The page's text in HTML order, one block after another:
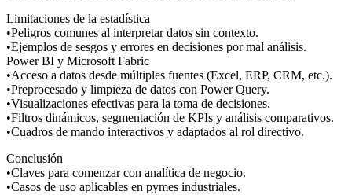
Limitaciones de la estadística
•Peligros comunes al interpretar datos sin contexto.
•Ejemplos de sesgos y errores en decisiones por mal análisis.
Power BI y Microsoft Fabric
•Acceso a datos desde múltiples fuentes (Excel, ERP, CRM, etc.).
•Preprocesado y limpieza de datos con Power Query.
•Visualizaciones efectivas para la toma de decisiones.
•Filtros dinámicos, segmentación de KPIs y análisis comparativos.
•Cuadros de mando interactivos y adaptados al rol directivo.
Conclusión
•Claves para comenzar con analítica de negocio.
•Casos de uso aplicables en pymes industriales.